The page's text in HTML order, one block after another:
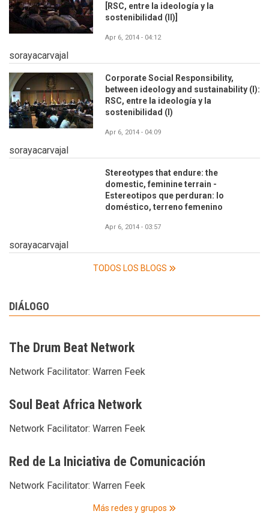
[RSC, entre la ideología y la
sostenibilidad (II)]
Apr 6, 2014 - 04:12
sorayacarvajal
Corporate Social Responsibility,
between ideology and sustainability (I):
RSC, entre la ideología y la
sostenibilidad (I)
Apr 6, 2014 - 04:09
sorayacarvajal
Stereotypes that endure: the
domestic, feminine terrain -
Estereotipos que perduran: lo
doméstico, terreno femenino
Apr 6, 2014 - 03:57
sorayacarvajal
TODOS LOS BLOGS
DIÁLOGO
The Drum Beat Network
Network Facilitator: Warren Feek
Soul Beat Africa Network
Network Facilitator: Warren Feek
Red de La Iniciativa de Comunicación
Network Facilitator: Warren Feek
Más redes y grupos